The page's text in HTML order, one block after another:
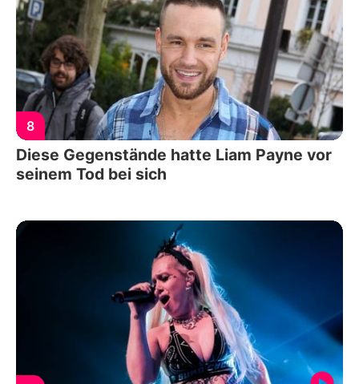
8
Diese Gegenstände hatte Liam Payne vor
seinem Tod bei sich